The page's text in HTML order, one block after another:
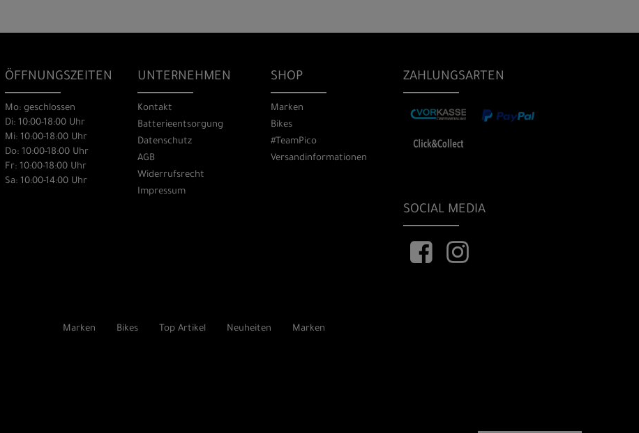
ÖFFNUNGSZEITEN
Mo: geschlossen
Di: 10:00-18:00 Uhr
Mi: 10:00-18:00 Uhr
Do: 10:00-18:00 Uhr
Fr: 10:00-18:00 Uhr
Sa: 10:00-14:00 Uhr
UNTERNEHMEN
Kontakt
Batterieentsorgung
Datenschutz
AGB
Widerrufsrecht
Impressum
SHOP
Marken
Bikes
#TeamPico
Versandinformationen
ZAHLUNGSARTEN
SOCIAL MEDIA
Marken Bikes Top Artikel Neuheiten Marken